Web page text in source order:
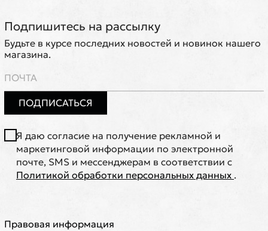
Подпишитесь на рассылку
Будьте в курсе последних новостей и новинок нашего
магазина.
ПОДПИСАТЬСЯ
Я даю согласие на получение рекламной и
маркетинговой информации по электронной
почте, SMS и мессенджерам в соответствии с
Политикой обработки персональных данных .
Правовая информация